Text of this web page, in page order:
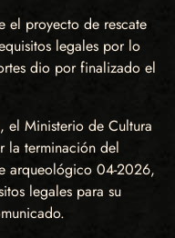
el proyecto de rescate
legales por lo
dio por finalizado el
el Ministerio de Cultura
la terminación del
arqueológico 04-2026,
legales para su